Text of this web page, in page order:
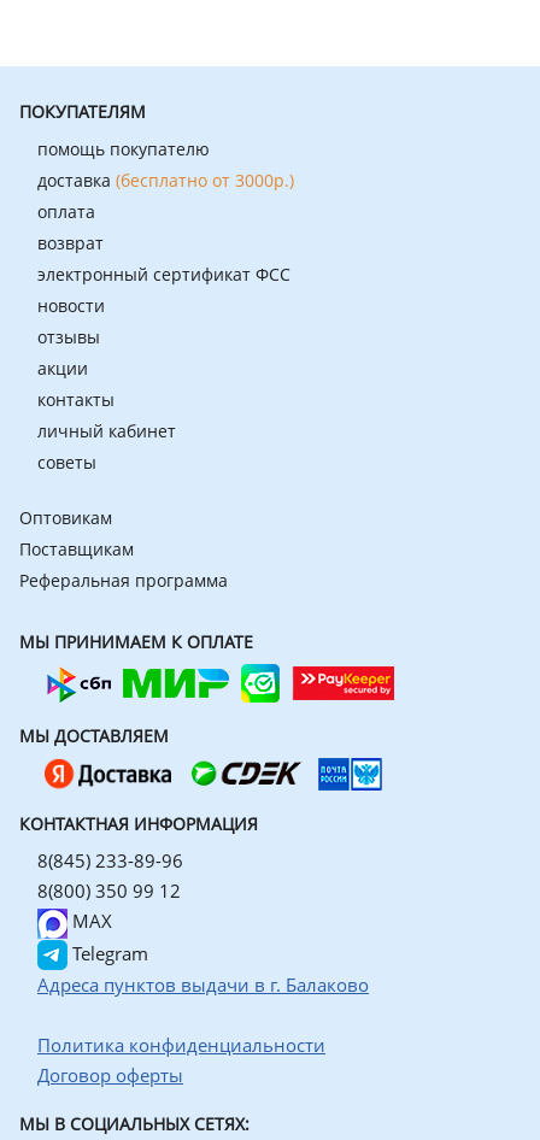
ПОКУПАТЕЛЯМ
помощь покупателю
доставка (бесплатно от 3000р.)
оплата
возврат
электронный сертификат ФСС
новости
отзывы
акции
контакты
личный кабинет
советы
Оптовикам
Поставщикам
Реферальная программа
МЫ ПРИНИМАЕМ К ОПЛАТЕ
МЫ ДОСТАВЛЯЕМ
КОНТАКТНАЯ ИНФОРМАЦИЯ
8(845) 233-89-96
8(800) 350 99 12
MAX
Telegram
Адреса пунктов выдачи в г. Балаково
Политика конфиденциальности
Договор оферты
МЫ В СОЦИАЛЬНЫХ СЕТЯХ: